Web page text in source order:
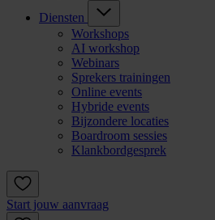
Diensten
Workshops
AI workshop
Webinars
Sprekers trainingen
Online events
Hybride events
Bijzondere locaties
Boardroom sessies
Klankbordgesprek
Start jouw aanvraag